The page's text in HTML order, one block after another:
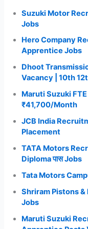
Suzuki Motor
Jobs
Hero Company
Apprentice Jobs
Dhoot
Vacancy | 10th
Maruti Suzuki
₹41,700/Month
JCB India
Placement
TATA Motors
Diploma पास Jobs
Tata Motors
Shriram Pistons
Jobs
Maruti Suzuki